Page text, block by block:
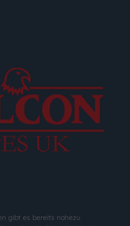
gibt es bereits nahezu